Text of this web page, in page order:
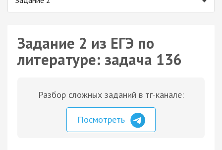
Задание 2 из ЕГЭ по
литературе: задача 136
Разбор сложных заданий в тг-канале:
Посмотреть